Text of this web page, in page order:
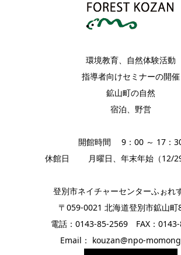
環境教育、自然体験活動
指導者向けセミナーの開催
鉱山町の自然
宿泊、野営
開館時間 9：00 ～ 17：
休館日 月曜日、年末年始（12/29
登別市ネイチャーセンターふぉれ
〒059-0021 北海道登別市鉱山町
電話：0143-85-2569 FAX：
Email： kouzan@npo-